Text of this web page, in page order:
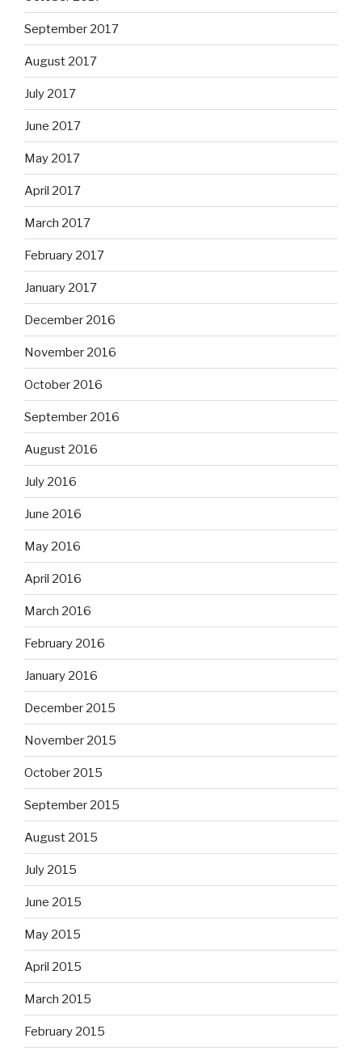
September 2017
August 2017
July 2017
June 2017
May 2017
April 2017
March 2017
February 2017
January 2017
December 2016
November 2016
October 2016
September 2016
August 2016
July 2016
June 2016
May 2016
April 2016
March 2016
February 2016
January 2016
December 2015
November 2015
October 2015
September 2015
August 2015
July 2015
June 2015
May 2015
April 2015
March 2015
February 2015